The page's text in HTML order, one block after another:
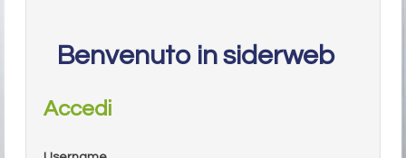
Benvenuto in siderweb
Accedi